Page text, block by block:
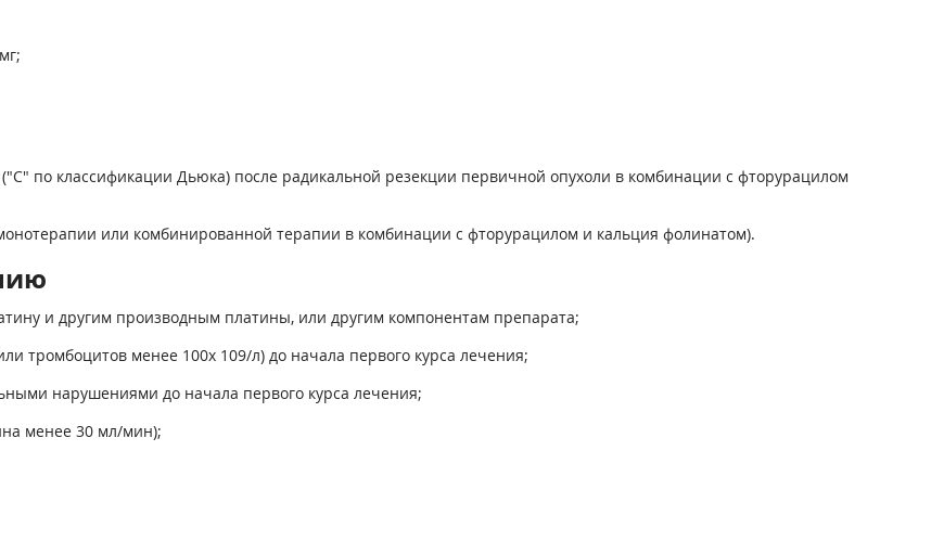
по классификации Дьюка) после радикальной резекции первичной опухоли в комбинации с фторурацилом
или комбинированной терапии в комбинации с фторурацилом и кальция фолинатом).
и другим производным платины, или другим компонентам препарата;
тромбоцитов менее 100х 109/л) до начала первого курса лечения;
нарушениями до начала первого курса лечения;
менее 30 мл/мин);